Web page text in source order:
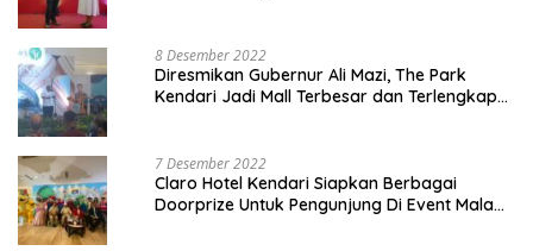
8 Desember 2022
Diresmikan Gubernur Ali Mazi, The Park
Kendari Jadi Mall Terbesar dan Terlengkap
7 Desember 2022
Claro Hotel Kendari Siapkan Berbagai
Doorprize Untuk Pengunjung Di Event Malam